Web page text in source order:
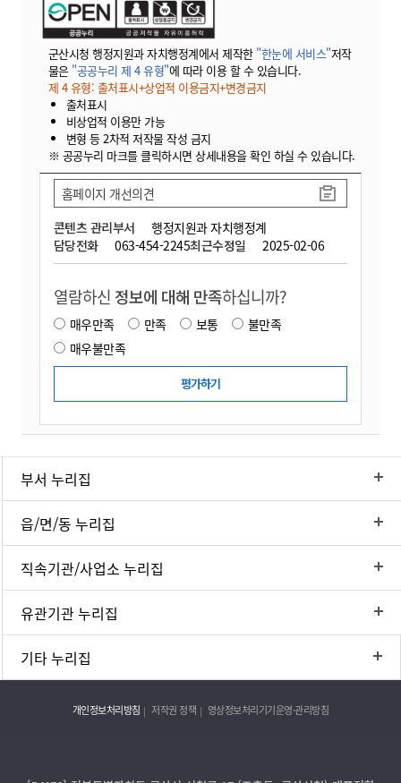
군산시청 행정지원과 자치행정계에서 제작한 "한눈에 서비스"저작
물은 "공공누리 제 4 유형"에 따라 이용 할 수 있습니다.
제 4 유형: 출처표시+상업적 이용금지+변경금지
출처표시
비상업적 이용만 가능
변형 등 2차적 저작물 작성 금지
※ 공공누리 마크를 클릭하시면 상세내용을 확인 하실 수 있습니다.
콘텐츠 관리부서
행정지원과 자치행정계
담당전화
063-454-2245최근수정일 2025-02-06
홈페이지 개선의견
열람하신 정보에 대해 만족하십니까?
매우만족 만족 보통
불만족
매우불만족
부서 누리집
읍/면/동 누리집
직속기관/사업소 누리집
유관기관 누리집
기타 누리집
개인정보처리방침 저작권 정책 영상정보처리기기운영·관리방침